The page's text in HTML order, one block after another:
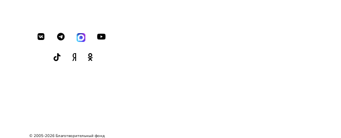
© 2005-2026 Благотворительный фонд